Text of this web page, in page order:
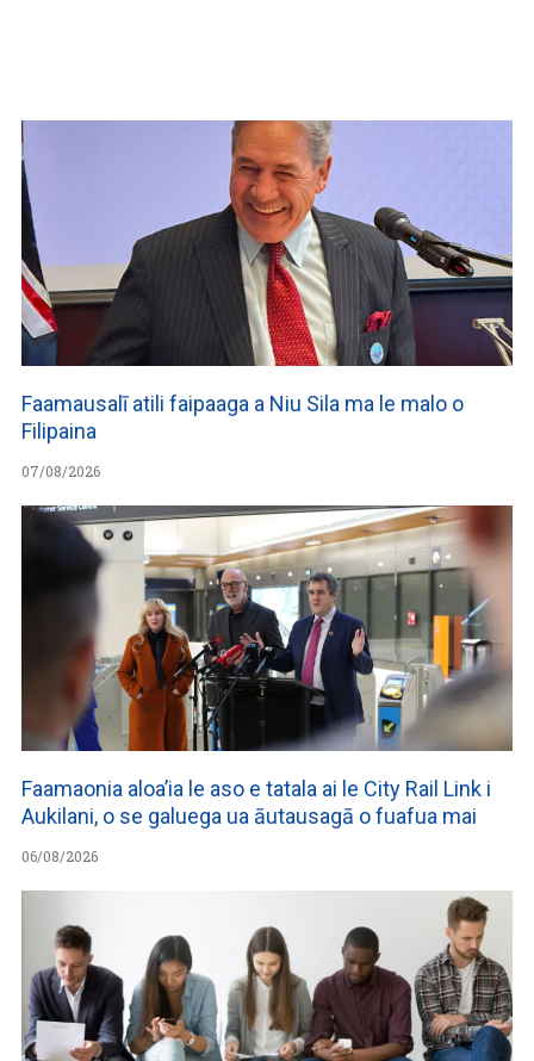
Faamausalī atili faipaaga a Niu Sila ma le malo o
Filipaina
07/08/2026
Faamaonia aloa’ia le aso e tatala ai le City Rail Link i
Aukilani, o se galuega ua āutausagā o fuafua mai
06/08/2026